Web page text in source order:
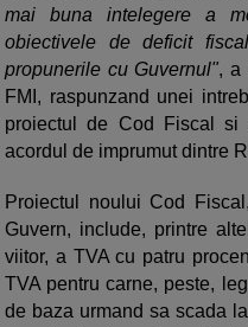
mai buna intelegere a
obiectivele de deficit
propunerile cu Guvernul", a
FMI, raspunzand unei
proiectul de Cod Fiscal si
acordul de imprumut dintre
Proiectul noului Cod
Guvern, include, printre
viitor, a TVA cu patru
TVA pentru carne, peste,
de baza urmand sa scada